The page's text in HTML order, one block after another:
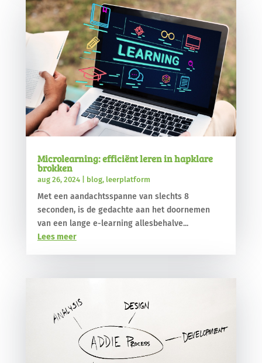
Microlearning: efficiënt leren in hapklare
brokken
aug 26, 2024| blog, leerplatform
Met een aandachtsspanne van slechts 8
seconden, is de gedachte aan het doornemen
van een lange e-learning allesbehalve...
Lees meer